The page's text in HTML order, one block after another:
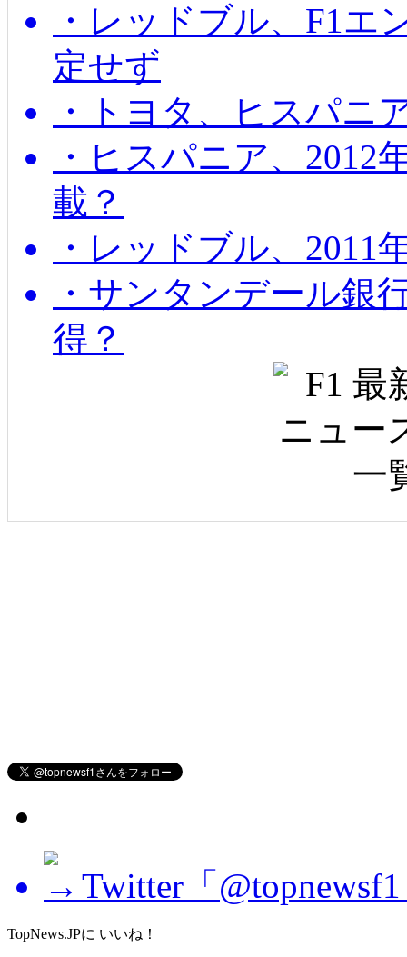
・レッドブル、F1エ
定せず
・トヨタ、ヒスパニ
・ヒスパニア、2012
載？
・レッドブル、2011
・サンタンデール銀
得？
Twitter「
TopNews.JPに いいね！